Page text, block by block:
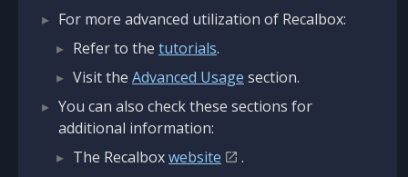
For more advanced utilization of Recalbox:
Refer to the tutorials.
Visit the Advanced Usage section.
You can also check these sections for
additional information:
The Recalboxwebsite
.